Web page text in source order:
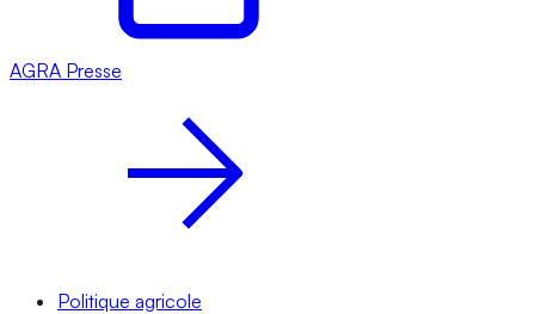
AGRA Presse
Politique agricole